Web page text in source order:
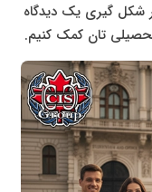
شکل گیری یک دیدگاه
تحصیلی تان کمک کنیم.